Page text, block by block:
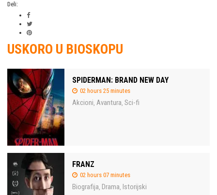
Deli:
USKORO U BIOSKOPU
SPIDERMAN: BRAND NEW DAY
02 hours 25 minutes
Akcioni, Avantura, Sci-fi
FRANZ
02 hours 07 minutes
Biografija, Drama, Istorijski